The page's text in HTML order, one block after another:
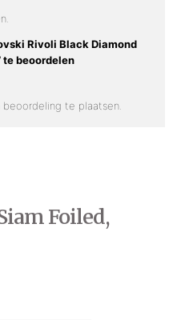
Foiled,
Rivoli Black Diamond
te beoordelen
te plaatsen.